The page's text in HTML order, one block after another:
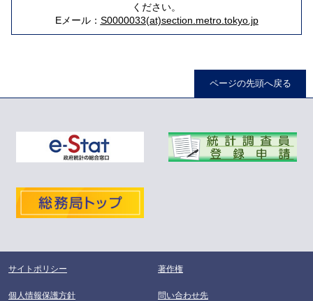
ください。
Eメール： S0000033(at)section.metro.tokyo.jp
ページの先頭へ戻る
サイトポリシー 著作権
個人情報保護方針 問い合わせ先